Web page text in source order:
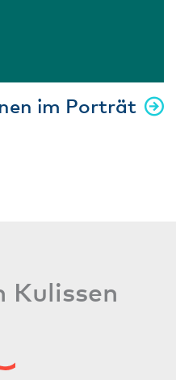
im Porträt
Kulissen